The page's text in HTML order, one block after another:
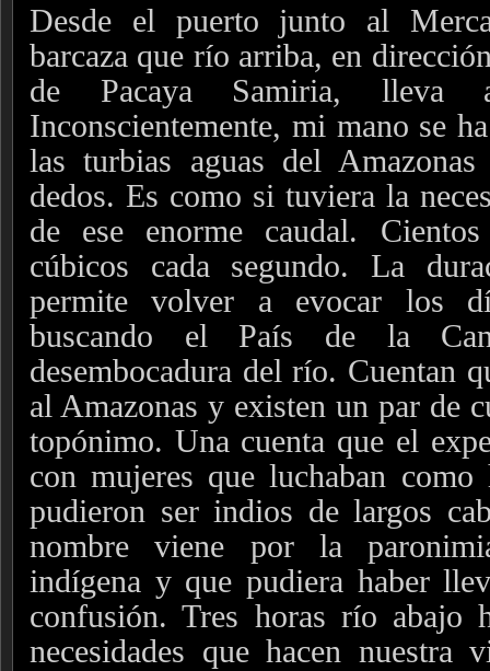
Desde el puerto junto al
barcaza que río arriba, en
de Pacaya Samiria, lleva
Inconscientemente, mi mano se
las turbias aguas del
dedos. Es como si tuviera la
de ese enorme caudal.
cúbicos cada segundo. La
permite volver a evocar los
buscando el País de la
desembocadura del río. Cuentan
al Amazonas y existen un par de
topónimo. Una cuenta que el
con mujeres que luchaban como
pudieron ser indios de largos
nombre viene por la
indígena y que pudiera haber
confusión. Tres horas río abajo
necesidades que hacen nuestra